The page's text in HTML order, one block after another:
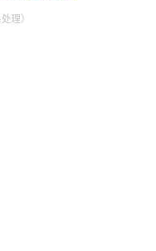
理）